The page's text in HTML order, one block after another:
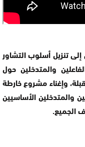
إلى تنزيل أسلوب التشاور
والمتدخلين حول
وإغناء مشروع خارطة
والمتدخلين الأساسيين
الجميع.